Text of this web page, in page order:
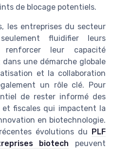
de blocage potentiels.
les entreprises du secteur
fluidifier leurs
renforcer leur capacité
dans une démarche globale
et la collaboration
un rôle clé. Pour
de rester informé des
fiscales qui impactent la
en biotechnologie.
évolutions du
PLF
biotech peuvent